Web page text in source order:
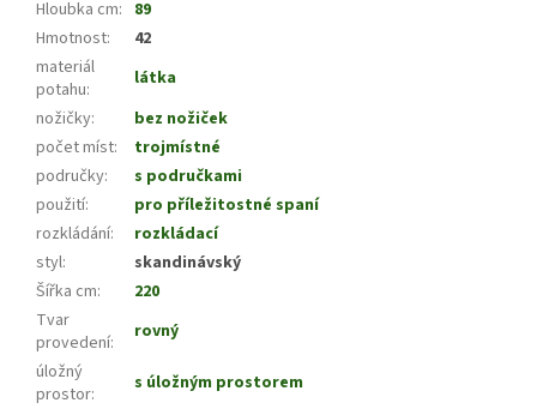
Hloubka cm: 89
Hmotnost:
42
materiál
potahu:
látka
nožičky:
bez nožiček
počet míst:
trojmístné
područky:
s područkami
použití:
pro příležitostné spaní
rozkládání:
rozkládací
styl:
skandinávský
Šířka cm:
220
Tvar
provedení:
rovný
úložný
prostor:
s úložným prostorem